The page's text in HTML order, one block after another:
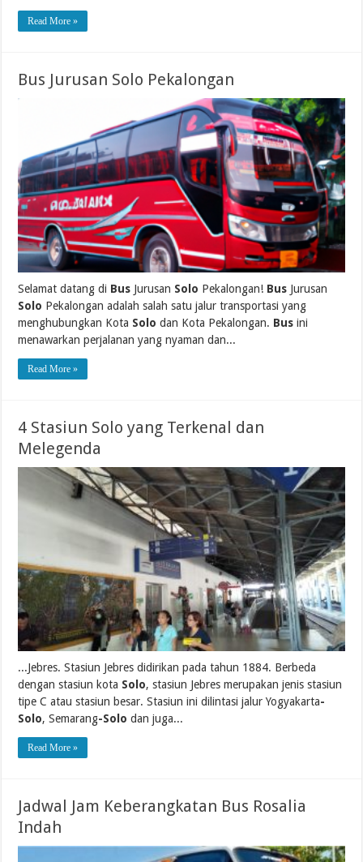
Read More »
Bus Jurusan Solo Pekalongan
Selamat datang di Bus Jurusan Solo Pekalongan! Bus Jurusan
Solo Pekalongan adalah salah satu jalur transportasi yang
menghubungkan Kota Solo dan Kota Pekalongan. Bus ini
menawarkan perjalanan yang nyaman dan...
Read More »
4 Stasiun Solo yang Terkenal dan
Melegenda
...Jebres. Stasiun Jebres didirikan pada tahun 1884. Berbeda
dengan stasiun kota Solo, stasiun Jebres merupakan jenis stasiun
tipe C atau stasiun besar. Stasiun ini dilintasi jalur Yogyakarta-
Solo, Semarang-Solo dan juga...
Read More »
Jadwal Jam Keberangkatan Bus Rosalia
Indah